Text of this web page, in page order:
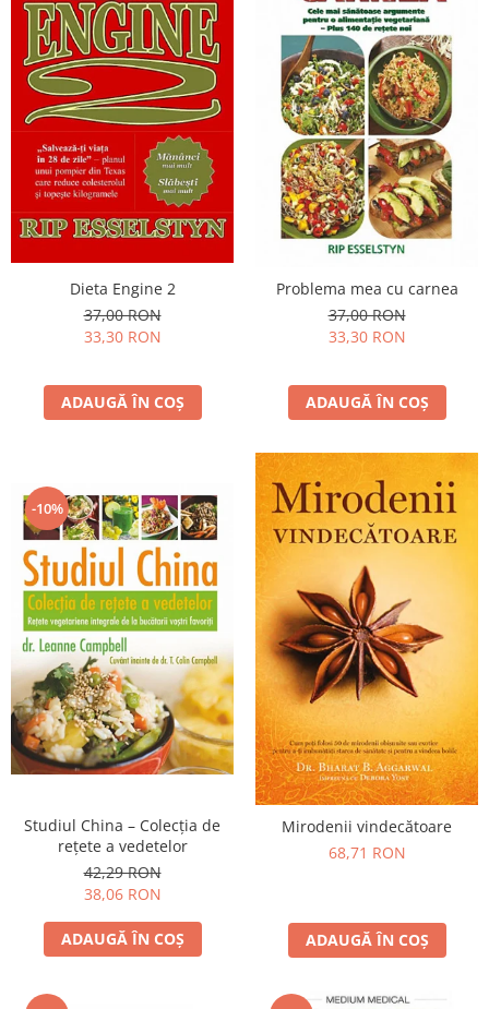
Dieta Engine 2
37,00 RON
33,30 RON
ADAUGĂ ÎN COȘ
Problema mea cu carnea
37,00 RON
33,30 RON
ADAUGĂ ÎN COȘ
-10%
Studiul China – Colecţia de
reţete a vedetelor
42,29 RON
38,06 RON
ADAUGĂ ÎN COȘ
Mirodenii vindecătoare
68,71 RON
ADAUGĂ ÎN COȘ